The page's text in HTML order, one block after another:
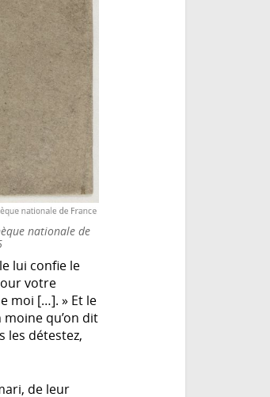
nationale de
lui confie le
votre
moi […]. » Et le
qu’on dit
les détestez,
de leur